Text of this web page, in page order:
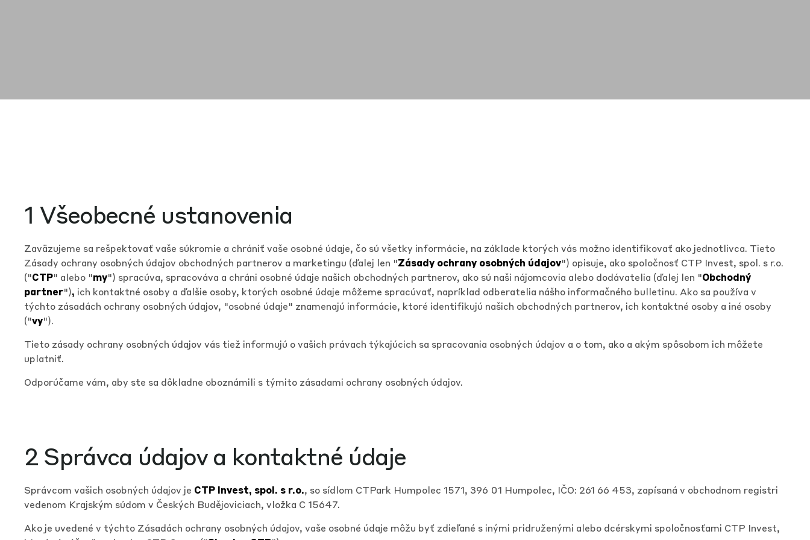
1 Všeobecné ustanovenia
Zaväzujeme sa rešpektovať vaše súkromie a chrániť vaše osobné údaje, čo sú všetky informácie, na základe ktorých vás možno identifikovať ako jednotlivca. Tieto
Zásady ochrany osobných údajov obchodných partnerov a marketingu (ďalej len "Zásady ochrany osobných údajov") opisuje, ako spoločnosť CTP Invest, spol. s r.o.
("CTP" alebo "my") spracúva, spracováva a chráni osobné údaje našich obchodných partnerov, ako sú naši nájomcovia alebo dodávatelia (ďalej len "Obchodný
partner"), ich kontaktné osoby a ďalšie osoby, ktorých osobné údaje môžeme spracúvať, napríklad odberatelia nášho informačného bulletinu. Ako sa používa v
týchto zásadách ochrany osobných údajov, "osobné údaje" znamenajú informácie, ktoré identifikujú našich obchodných partnerov, ich kontaktné osoby a iné osoby
("vy").
Tieto zásady ochrany osobných údajov vás tiež informujú o vašich právach týkajúcich sa spracovania osobných údajov a o tom, ako a akým spôsobom ich môžete
uplatniť.
Odporúčame vám, aby ste sa dôkladne oboznámili s týmito zásadami ochrany osobných údajov.
2 Správca údajov a kontaktné údaje
Správcom vašich osobných údajov je CTP Invest, spol. s r.o., so sídlom CTPark Humpolec 1571, 396 01 Humpolec, IČO: 261 66 453, zapísaná v obchodnom registri
vedenom Krajským súdom v Českých Budějoviciach, vložka C 15647.
Ako je uvedené v týchto Zásadách ochrany osobných údajov, vaše osobné údaje môžu byť zdieľané s inými pridruženými alebo dcérskymi spoločnosťami CTP Invest,